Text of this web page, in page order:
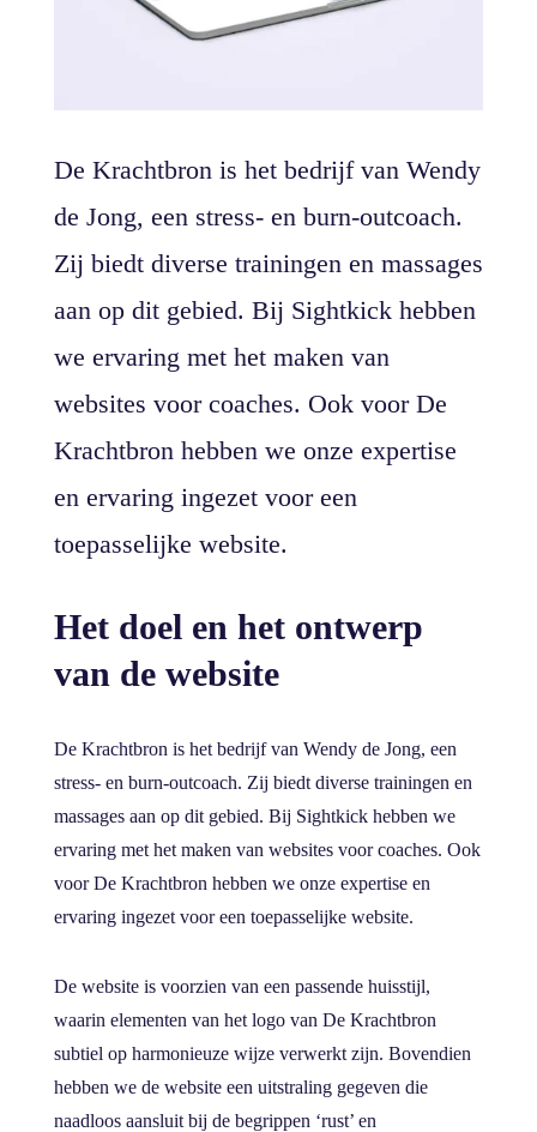
De Krachtbron is het bedrijf van Wendy
de Jong, een stress- en burn-outcoach.
Zij biedt diverse trainingen en massages
aan op dit gebied. Bij Sightkick hebben
we ervaring met het maken van
websites voor coaches. Ook voor De
Krachtbron hebben we onze expertise
en ervaring ingezet voor een
toepasselijke website.
Het doel en het ontwerp
van de website
De Krachtbron is het bedrijf van Wendy de Jong, een
stress- en burn-outcoach. Zij biedt diverse trainingen en
massages aan op dit gebied. Bij Sightkick hebben we
ervaring met het maken van websites voor coaches. Ook
voor De Krachtbron hebben we onze expertise en
ervaring ingezet voor een toepasselijke website.
De website is voorzien van een passende huisstijl,
waarin elementen van het logo van De Krachtbron
subtiel op harmonieuze wijze verwerkt zijn. Bovendien
hebben we de website een uitstraling gegeven die
naadloos aansluit bij de begrippen ‘rust’ en